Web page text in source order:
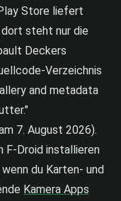
Store liefert
steht nur die
Deckers
Verzeichnis
and metadata
7. August 2026).
F-Droid installieren
du Karten- und
Kamera Apps